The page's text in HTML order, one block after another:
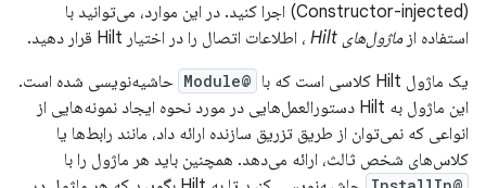
(Constructor-injected) اجرا کنید. در این موارد، می‌توانید با
استفاده از ماژول‌های Hilt
، اطلاعات اتصال را در اختیار Hilt قرار دهید.
یک ماژول Hilt کلاسی است که با
@Module
حاشیه‌نویسی شده است.
این ماژول به Hilt دستورالعمل‌هایی در مورد نحوه ایجاد نمونه‌هایی از
انواعی که نمی‌توان از طریق تزریق سازنده ارائه داد، مانند رابط‌ها یا
کلاس‌های شخص ثالث، ارائه می‌دهد. همچنین باید هر ماژول را با